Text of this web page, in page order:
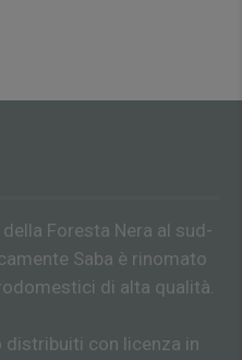
Foresta Nera al sud-
Saba è rinomato
di alta qualità.
con licenza in